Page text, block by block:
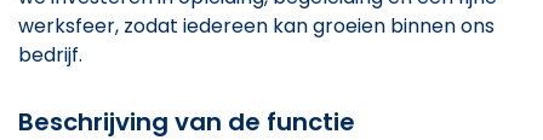
werksfeer, zodat iedereen kan groeien binnen ons
bedrijf.
Beschrijving van de functie